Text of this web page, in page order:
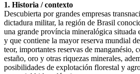
1. Historia / contexto
Descubierta por grandes empresas
dictadura militar, la región de Brasil
una grande província mineralógica situada
y que contiene la mayor reserva mundial
teor, importantes reservas de manganésio,
estaño, oro y otras riquezas minerales,
posibilidades de explotación florestal y